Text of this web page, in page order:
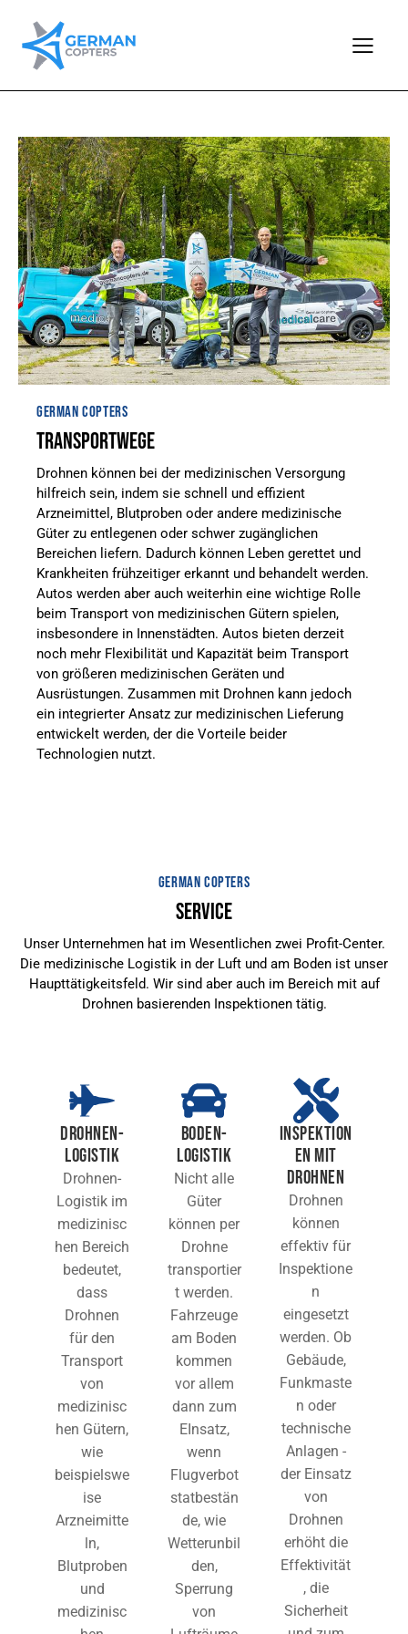
GERMAN COPTERS
TRANSPORTWEGE
Drohnen können bei der medizinischen Versorgung
hilfreich sein, indem sie schnell und effizient
Arzneimittel, Blutproben oder andere medizinische
Güter zu entlegenen oder schwer zugänglichen
Bereichen liefern. Dadurch können Leben gerettet und
Krankheiten frühzeitiger erkannt und behandelt werden.
Autos werden aber auch weiterhin eine wichtige Rolle
beim Transport von medizinischen Gütern spielen,
insbesondere in Innenstädten. Autos bieten derzeit
noch mehr Flexibilität und Kapazität beim Transport
von größeren medizinischen Geräten und
Ausrüstungen. Zusammen mit Drohnen kann jedoch
ein integrierter Ansatz zur medizinischen Lieferung
entwickelt werden, der die Vorteile beider
Technologien nutzt.
GERMAN COPTERS
SERVICE
Unser Unternehmen hat im Wesentlichen zwei Profit-Center.
Die medizinische Logistik in der Luft und am Boden ist unser
Haupttätigkeitsfeld. Wir sind aber auch im Bereich mit auf
Drohnen basierenden Inspektionen tätig.
DROHNEN-
LOGISTIK
Drohnen-
Logistik im
medizinisc
hen Bereich
bedeutet,
dass
Drohnen
für den
Transport
von
medizinisc
hen Gütern,
wie
beispielswe
ise
Arzneimitte
ln,
Blutproben
und
medizinisc
BODEN-
LOGISTIK
Nicht alle
Güter
können per
Drohne
transportier
t werden.
Fahrzeuge
am Boden
kommen
vor allem
dann zum
EInsatz,
wenn
Flugverbot
statbestän
de, wie
Wetterunbil
den,
Sperrung
von
INSPEKTION
EN MIT
DROHNEN
Drohnen
können
effektiv für
Inspektione
n
eingesetzt
werden. Ob
Gebäude,
Funkmaste
n oder
technische
Anlagen -
der Einsatz
von
Drohnen
erhöht die
Effektivität
, die
Sicherheit